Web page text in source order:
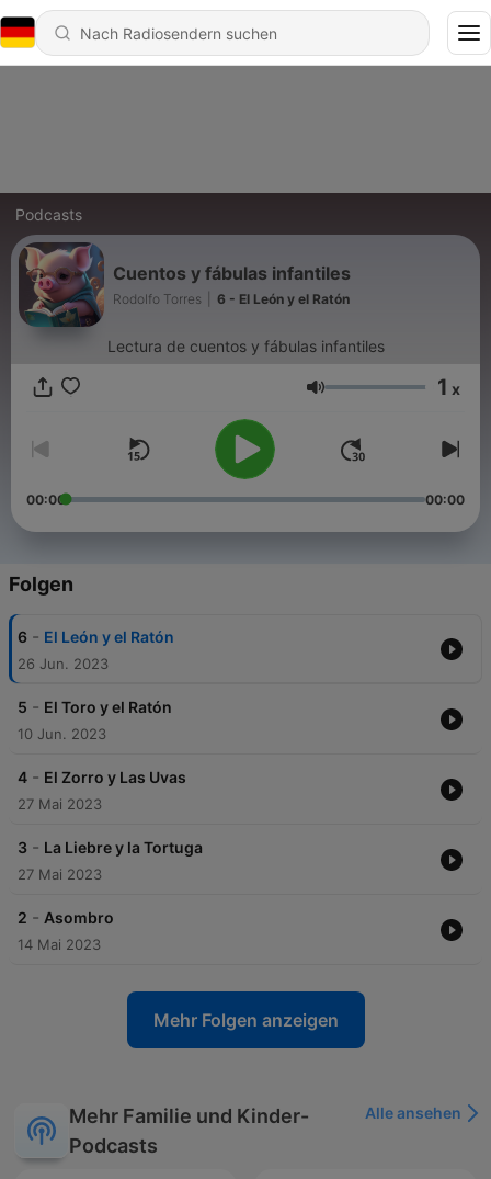
Podcasts
Cuentos y fábulas infantiles
Rodolfo Torres 6 - El León y el Ratón
Lectura de cuentos y fábulas infantiles
Lautstärke 1 x
00:00 00:00
Folgen
6 - El León y el Ratón
26 Jun. 2023
5 - El Toro y el Ratón
10 Jun. 2023
4 - El Zorro y Las Uvas
27 Mai 2023
3 - La Liebre y la Tortuga
27 Mai 2023
2 - Asombro
14 Mai 2023
Mehr Folgen anzeigen
Mehr Familie und Kinder-
Podcasts
Alle ansehen